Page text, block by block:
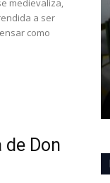
medievaliza,
a ser
como
Don